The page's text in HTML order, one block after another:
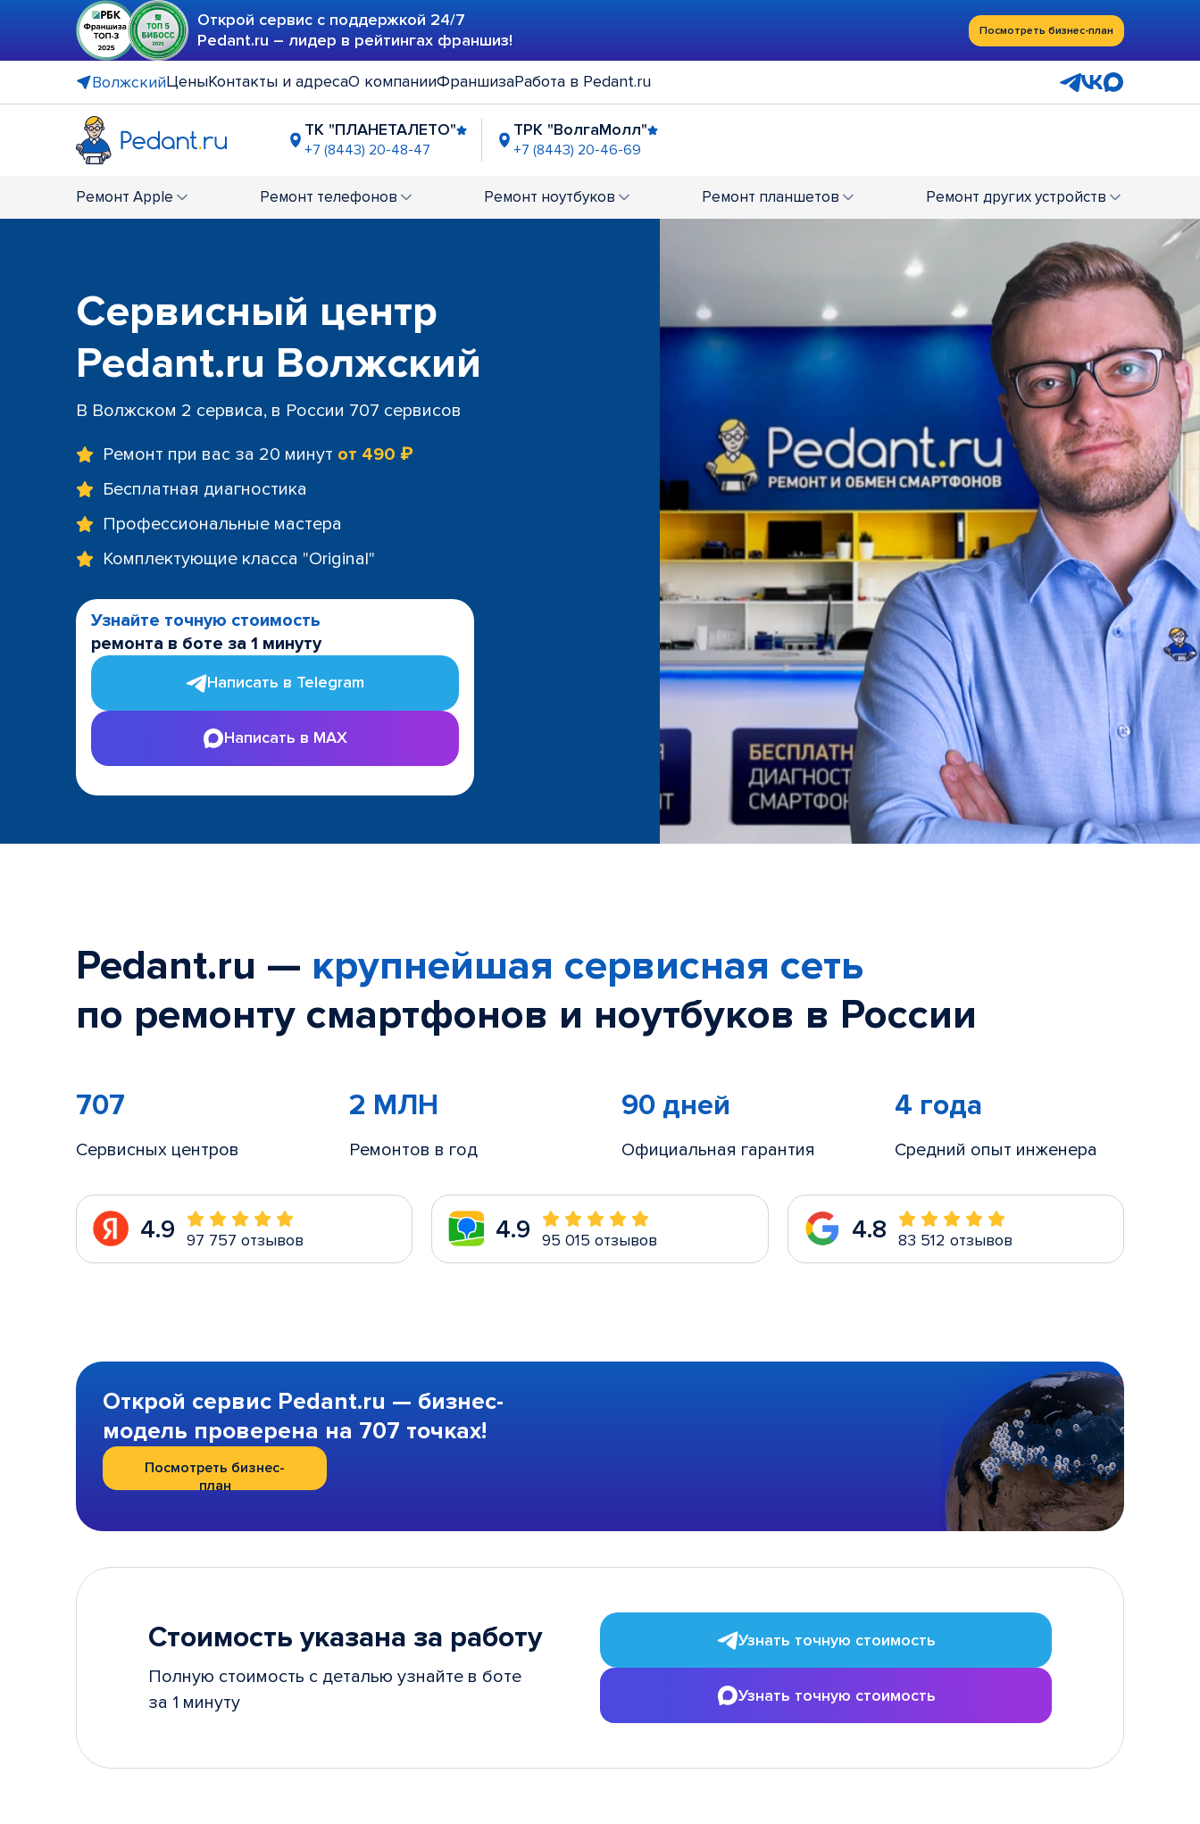
Открой сервис с поддержкой 24/7
Pedant.ru – лидер в рейтингах франшиз!
Посмотреть бизнес-план
ВолжскийЦеныКонтакты и адресаО компанииФраншизаРабота в Pedant.ru
ТК "ПЛАНЕТАЛЕТО"
+7 (8443) 20-48-47
ТРК "ВолгаМолл"
+7 (8443) 20-46-69
Ремонт Apple Ремонт телефонов Ремонт ноутбуков Ремонт планшетов Ремонт других устройств
Сервисный центр
Pedant.ru Волжский
В Волжском 2 сервиса, в России 707 сервисов
Ремонт при вас за 20 минут от 490 ₽
Бесплатная диагностика
Профессиональные мастера
Комплектующие класса "Original"
Узнайте точную стоимость
ремонта в боте за 1 минуту
Написать в Telegram
Написать в MAX
Pedant.ru — крупнейшая сервисная сеть
по ремонту смартфонов и ноутбуков в России
707
Сервисных центров
2 МЛН
Ремонтов в год
90 дней
Официальная гарантия
4 года
Средний опыт инженера
4.9 97 757 отзывов 4.9 95 015 отзывов 4.8 83 512 отзывов
Открой сервис Pedant.ru — бизнес-
модель проверена на 707 точках!
Посмотреть бизнес-
план
Стоимость указана за работу
Полную стоимость с деталью узнайте в боте
за 1 минуту
Узнать точную стоимость
Узнать точную стоимость